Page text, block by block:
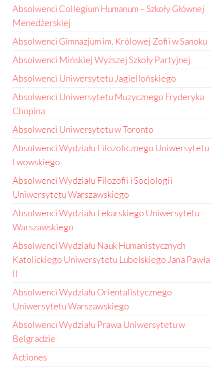
Absolwenci Collegium Humanum – Szkoły Głównej
Menedżerskiej
Absolwenci Gimnazjum im. Królowej Zofii w Sanoku
Absolwenci Mińskiej Wyższej Szkoły Partyjnej
Absolwenci Uniwersytetu Jagiellońskiego
Absolwenci Uniwersytetu Muzycznego Fryderyka
Chopina
Absolwenci Uniwersytetu w Toronto
Absolwenci Wydziału Filozoficznego Uniwersytetu
Lwowskiego
Absolwenci Wydziału Filozofii i Socjologii
Uniwersytetu Warszawskiego
Absolwenci Wydziału Lekarskiego Uniwersytetu
Warszawskiego
Absolwenci Wydziału Nauk Humanistycznych
Katolickiego Uniwersytetu Lubelskiego Jana Pawła
II
Absolwenci Wydziału Orientalistycznego
Uniwersytetu Warszawskiego
Absolwenci Wydziału Prawa Uniwersytetu w
Belgradzie
Actiones